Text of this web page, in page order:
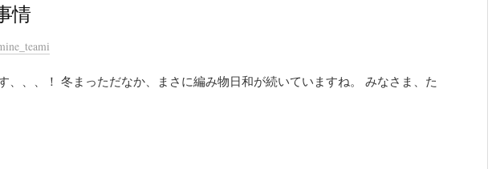
情
、、、！ 冬まっただなか、まさに編み物日和が続いていますね。 みなさま、た